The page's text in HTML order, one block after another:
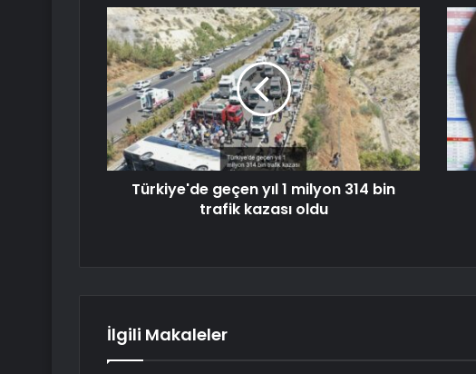
Türkiye'de geçen yıl 1 milyon 314 bin
trafik kazası oldu
İlgili Makaleler